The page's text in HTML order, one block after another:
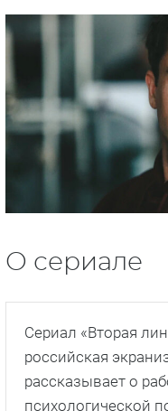
О сериале
Сериал «Вторая
российская
рассказывает о
психологической